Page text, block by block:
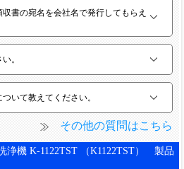
書の宛名を会社名で発行してもらえ
。
いて教えてください。
その他の質問はこちら
浄機 K-1122TST （K1122TST） 製品